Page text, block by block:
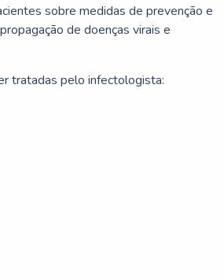
sobre medidas de prevenção e
de doenças virais e
tratadas pelo infectologista: